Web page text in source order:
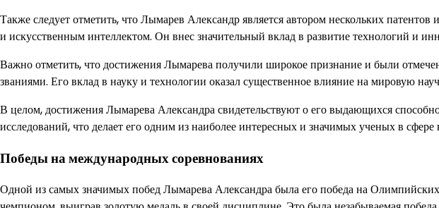
Также следует отметить, что Лымарев Александр является автором нескольких
и искусственным интеллектом. Он внес значительный вклад в развитие технологий и
Важно отметить, что достижения Лымарева получили широкое признание и были
званиями. Его вклад в науку и технологии оказал существенное влияние на мировую
В целом, достижения Лымарева Александра свидетельствуют о его выдающихся
исследований, что делает его одним из наиболее интересных и значимых ученых в
Победы на международных соревнованиях
Одной из самых значимых побед Лымарева Александра была его победа на